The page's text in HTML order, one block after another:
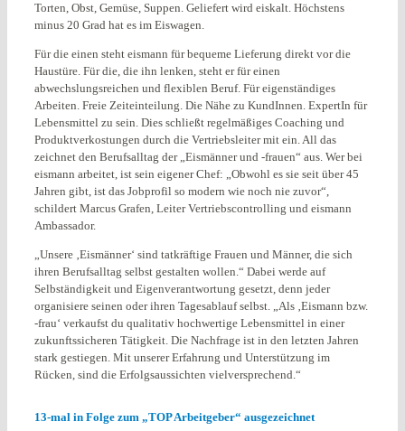
Torten, Obst, Gemüse, Suppen. Geliefert wird eiskalt. Höchstens
minus 20 Grad hat es im Eiswagen.
Für die einen steht eismann für bequeme Lieferung direkt vor die
Haustüre. Für die, die ihn lenken, steht er für einen
abwechslungsreichen und flexiblen Beruf. Für eigenständiges
Arbeiten. Freie Zeiteinteilung. Die Nähe zu KundInnen. ExpertIn für
Lebensmittel zu sein. Dies schließt regelmäßiges Coaching und
Produktverkostungen durch die Vertriebsleiter mit ein. All das
zeichnet den Berufsalltag der „Eismänner und -frauen“ aus. Wer bei
eismann arbeitet, ist sein eigener Chef: „Obwohl es sie seit über 45
Jahren gibt, ist das Jobprofil so modern wie noch nie zuvor“,
schildert Marcus Grafen, Leiter Vertriebscontrolling und eismann
Ambassador.
„Unsere ‚Eismänner‘ sind tatkräftige Frauen und Männer, die sich
ihren Berufsalltag selbst gestalten wollen.“ Dabei werde auf
Selbständigkeit und Eigenverantwortung gesetzt, denn jeder
organisiere seinen oder ihren Tagesablauf selbst. „Als ‚Eismann bzw.
-frau‘ verkaufst du qualitativ hochwertige Lebensmittel in einer
zukunftssicheren Tätigkeit. Die Nachfrage ist in den letzten Jahren
stark gestiegen. Mit unserer Erfahrung und Unterstützung im
Rücken, sind die Erfolgsaussichten vielversprechend.“
13-mal in Folge zum „TOP Arbeitgeber“ ausgezeichnet